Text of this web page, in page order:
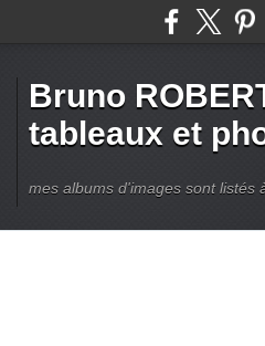
Bruno
tableaux et
mes albums d'images sont listés